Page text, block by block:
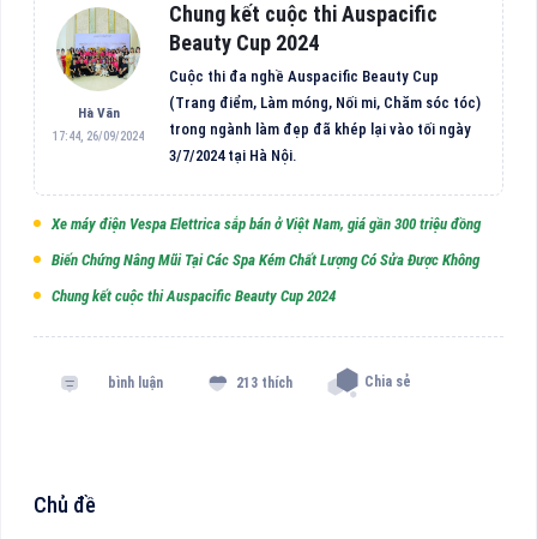
Hà Văn
17:44, 26/09/2024
Chung kết cuộc thi Auspacific
Beauty Cup 2024
Cuộc thi đa nghề Auspacific Beauty Cup
(Trang điểm, Làm móng, Nối mi, Chăm sóc tóc)
trong ngành làm đẹp đã khép lại vào tối ngày
3/7/2024 tại Hà Nội.
Xe máy điện Vespa Elettrica sắp bán ở Việt Nam, giá gần 300 triệu đồng
Biến Chứng Nâng Mũi Tại Các Spa Kém Chất Lượng Có Sửa Được Không
Chung kết cuộc thi Auspacific Beauty Cup 2024
bình luận 213 thích Chia sẻ
Chủ đề